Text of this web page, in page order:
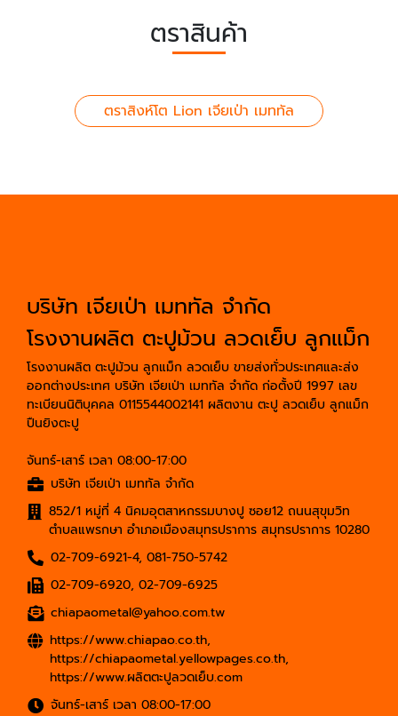
ตราสินค้า
ตราสิงห์โต Lion เจียเป่า เมททัล
บริษัท เจียเป่า เมททัล จำกัด
โรงงานผลิต ตะปูม้วน ลวดเย็บ ลูกแม็ก
โรงงานผลิต ตะปูม้วน ลูกแม็ก ลวดเย็บ ขายส่งทั่วประเทศและส่ง
ออกต่างประเทศ บริษัท เจียเป่า เมททัล จำกัด ก่อตั้งปี 1997 เลข
ทะเบียนนิติบุคคล 0115544002141 ผลิตงาน ตะปู ลวดเย็บ ลูกแม็ก
ปืนยิงตะปู
จันทร์-เสาร์ เวลา 08:00-17:00
บริษัท เจียเป่า เมททัล จำกัด
852/1 หมู่ที่ 4 นิคมอุตสาหกรรมบางปู ซอย12 ถนนสุขุมวิท
ตำบลแพรกษา อำเภอเมืองสมุทรปราการ สมุทรปราการ 10280
02-709-6921-4, 081-750-5742
02-709-6920, 02-709-6925
chiapaometal@yahoo.com.tw
https://www.chiapao.co.th,
https://chiapaometal.yellowpages.co.th,
https://www.ผลิตตะปูลวดเย็บ.com
จันทร์-เสาร์ เวลา 08:00-17:00